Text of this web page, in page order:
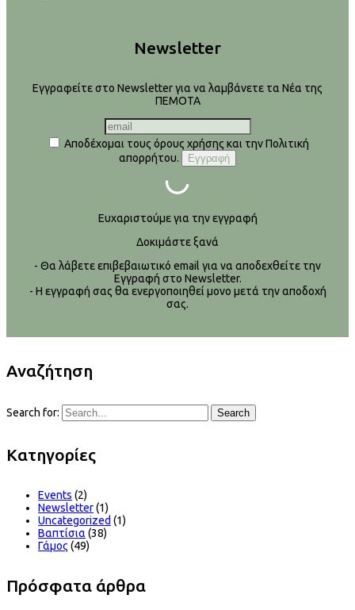
Newsletter
Εγγραφείτε στο Newsletter για να λαμβάνετε τα Νέα της
ΠΕΜΟΤΑ
Αποδέχομαι τους όρους χρήσης και την Πολιτική
απορρήτου.
Ευχαριστούμε για την εγγραφή
Δοκιμάστε ξανά
- Θα λάβετε επιβεβαιωτικό email για να αποδεχθείτε την
Εγγραφή στο Newsletter.
- Η εγγραφή σας θα ενεργοποιηθεί μονο μετά την αποδοχή
σας.
Αναζήτηση
Search for: Search
Kατηγορίες
Events (2)
Newsletter(1)
Uncategorized (1)
Βαπτίσια (38)
Γάμος (49)
Πρόσφατα άρθρα